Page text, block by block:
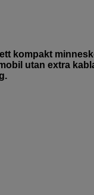
kompakt
utan extra